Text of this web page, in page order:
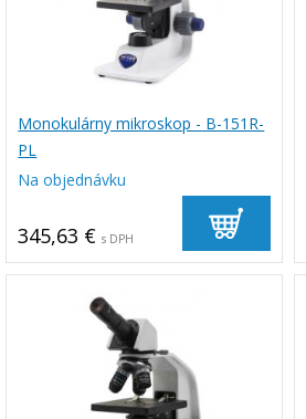
Monokulárny mikroskop - B-151R-
PL
Na objednávku
345,63 € s DPH